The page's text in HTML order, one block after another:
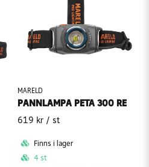
MARELD
PANNLAMPA PETA 300 RE
619 kr / st
Finns i lager
4 st